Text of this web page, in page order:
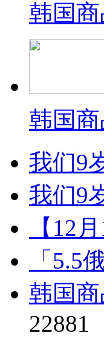
韩国
韩国
我们9
我们9
【12
「5.5
韩国
22881